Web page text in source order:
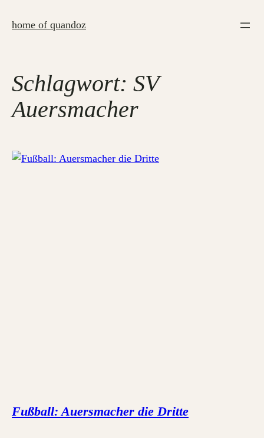
Inhalthome of quandoz
Schlagwort: SV
Auersmacher
Fußball: Auersmacher die Dritte